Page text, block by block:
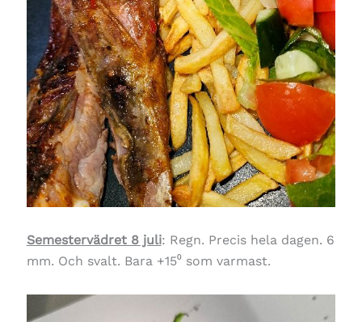
Semestervädret 8 juli: Regn. Precis hela dagen. 6
mm. Och svalt. Bara +15⁰ som varmast.